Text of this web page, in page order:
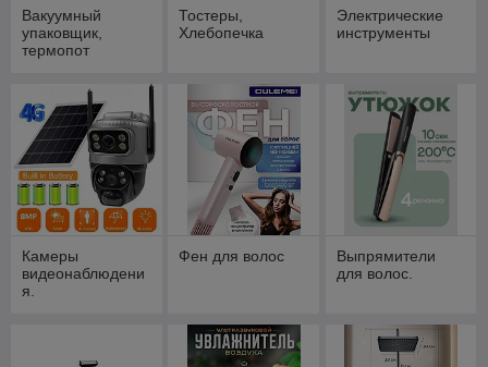
Вакуумный
упаковщик,
термопот
Тостеры,
Хлебопечка
Электрические
инструменты
Камеры
видеонаблюдени
я.
Фен для волос
Выпрямители
для волос.